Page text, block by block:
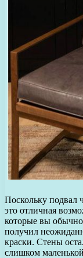
Поскольку подвал
это отличная
которые вы обычно
получил
краски. Стены
слишком